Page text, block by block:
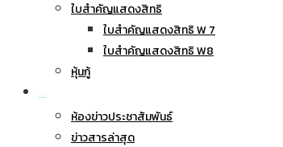
ใบสำคัญแสดงสิทธิ
ใบสำคัญแสดงสิทธิ W 7
ใบสำคัญแสดงสิทธิ W8
หุ้นกู้
ห้องข่าวประชาสัมพันธ์
ข่าวสารล่าสุด